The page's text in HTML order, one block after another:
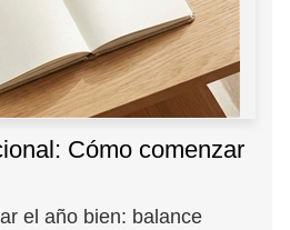
Cómo comenzar
el año bien: balance